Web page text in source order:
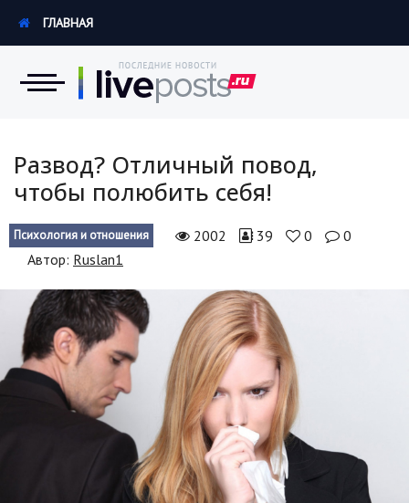
Экономика
Происшествия
Россия
Наука и техника
Политика
Образование
ГЛАВНАЯ
Развод? Отличный повод,
чтобы полюбить себя!
Психология и отношения 2002 39 0
0
Автор: Ruslan1